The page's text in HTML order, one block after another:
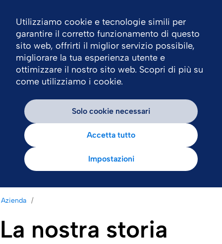
Azienda
La nostra storia
Utilizziamo cookie e tecnologie simili per
garantire il corretto funzionamento di questo
sito web, offrirti il miglior servizio possibile,
migliorare la tua esperienza utente e
ottimizzare il nostro sito web. Scopri di più su
come utilizziamo i cookie.
Solo cookie necessari
Accetta tutto
Impostazioni